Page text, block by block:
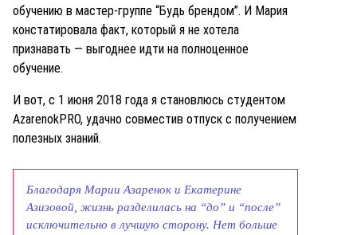
обучению в мастер-группе “Будь брендом”. И Мария
констатировала факт, который я не хотела
признавать — выгоднее идти на полноценное
обучение.
И вот, с 1 июня 2018 года я становлюсь студентом
AzarenokPRO, удачно совместив отпуск с получением
полезных знаний.
Благодаря Марии Азаренок и Екатерине
Азизовой, жизнь разделилась на “до” и “после”
исключительно в лучшую сторону. Нет больше